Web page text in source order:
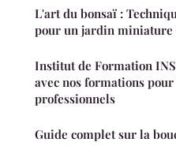
L'art du bonsaï :
pour un jardin miniature
Institut de Formation
avec nos formations
professionnels
Guide complet sur la